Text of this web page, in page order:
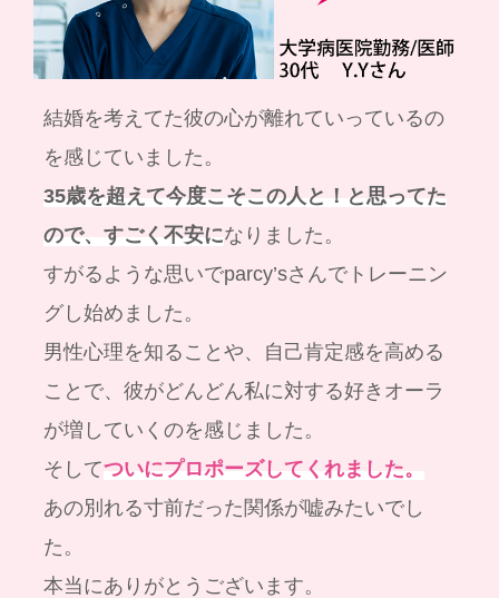
結婚を考えてた彼の心が離れていっているの
を感じていました。
35歳を超えて今度こそこの人と！と思ってた
ので、すごく不安になりました。
すがるような思いでparcy’sさんでトレーニン
グし始めました。
男性心理を知ることや、自己肯定感を高める
ことで、彼がどんどん私に対する好きオーラ
が増していくのを感じました。
そしてついにプロポーズしてくれました。
あの別れる寸前だった関係が嘘みたいでし
た。
本当にありがとうございます。